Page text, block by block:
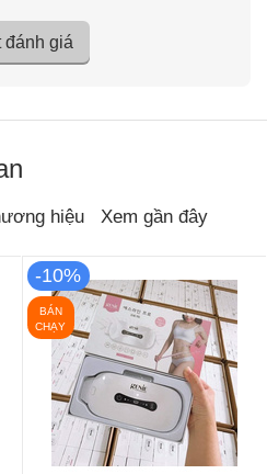
đánh giá
hiệu Xem gần đây
-10%
BÁN
CHẠY